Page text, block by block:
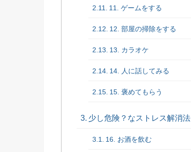
11. ゲームをする
12. 部屋の掃除をする
13. カラオケ
14. 人に話してみる
15. 褒めてもらう
少し危険？なストレス解消法
16. お酒を飲む